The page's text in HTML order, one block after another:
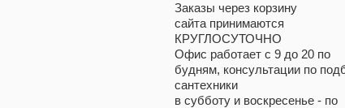
Заказы через корзину
сайта принимаются
КРУГЛОСУТОЧНО
Офис работает с 9 до 20 по
будням, консультации по
сантехники
в субботу и воскресенье - по